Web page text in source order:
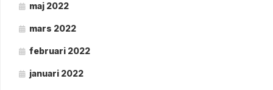
maj 2022
mars 2022
februari 2022
januari 2022